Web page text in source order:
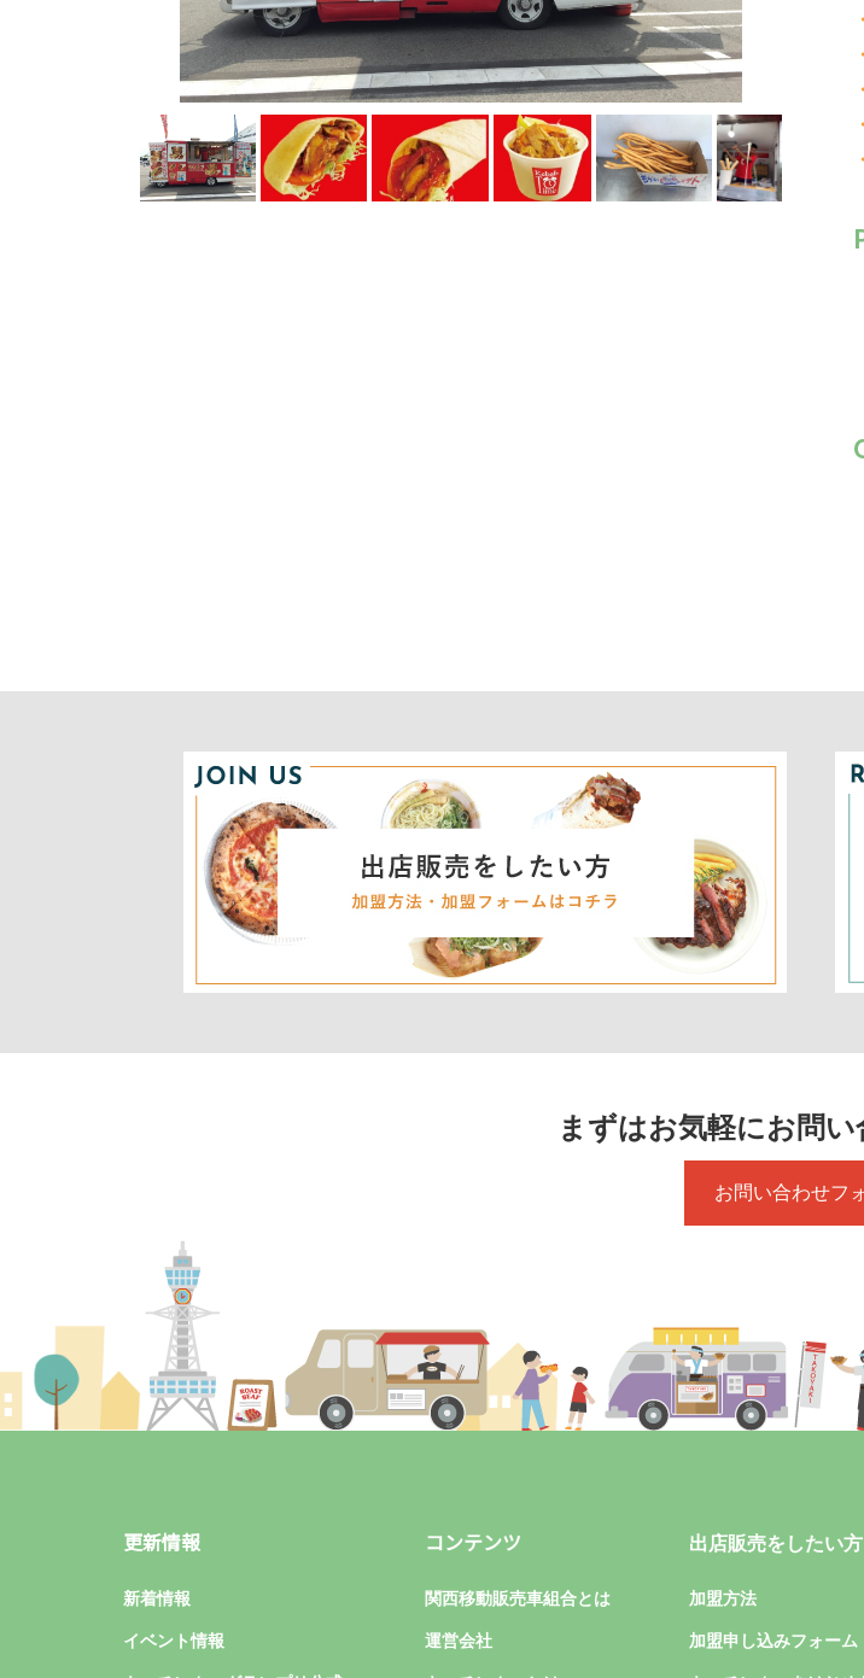
・
・
・
・
・
まずはお気軽にお問
お問い合わせフ
更新情報 コンテンツ 出店販売をしたい方
新着情報 関西移動販売車組合とは 加盟方法
イベント情報 運営会社 加盟申し込みフォーム